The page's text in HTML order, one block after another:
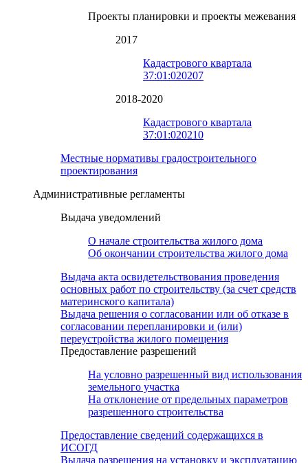
Проекты планировки и проекты межевания
2017
Кадастрового квартала
37:01:020207
2018-2020
Кадастрового квартала
37:01:020210
Местные нормативы градостроительного
проектирования
Административные регламенты
Выдача уведомлений
О начале строительства жилого дома
Об окончании строительства жилого дома
Выдача акта освидетельствования проведения
основных работ по строительству (за счет средств
материнского капитала)
Выдача решения о согласовании или об отказе в
согласовании перепланировки и (или)
переустройства жилого помещения
Предоставление разрешений
На условно разрешенный вид использования
земельного участка
На отклонение от предельных параметров
разрешенного строительства
Предоставление сведений содержащихся в
ИСОГД
Выдача разрешения на установку и эксплуатацию